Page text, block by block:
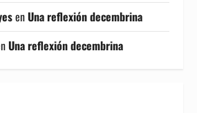
enUna reflexión decembrina
Una reflexión decembrina